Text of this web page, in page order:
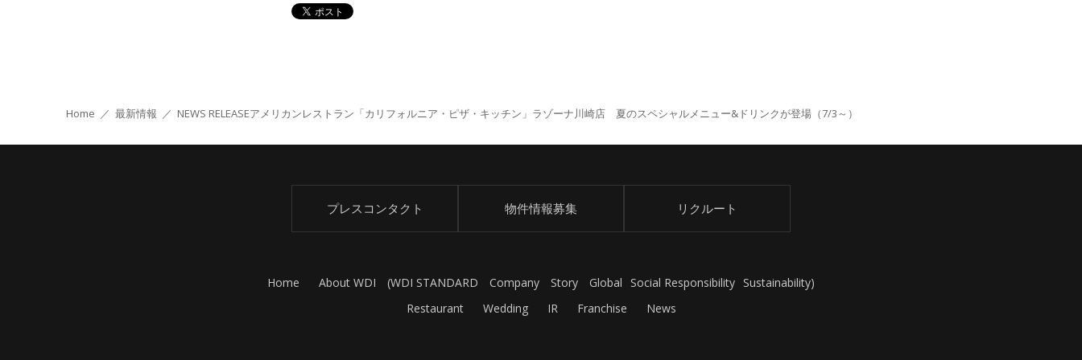
Home ／ 最新情報 ／ NEWS RELEASEアメリカンレストラン「カリフォルニア・ピザ・キッチン」ラゾーナ川崎店 夏のスペシャルメニュー&ドリンクが登場（7/3～）
プレスコンタクト 物件情報募集 リクルート
Home About WDI (WDI STANDARD Company Story Global Social Responsibility Sustainability)
Restaurant
Wedding IR Franchise News